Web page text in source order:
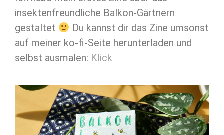
insektenfreundliche Balkon-Gärtnern
gestaltet
Du kannst dir das Zine umsonst
auf meiner ko-fi-Seite herunterladen und
selbst ausmalen: Klick